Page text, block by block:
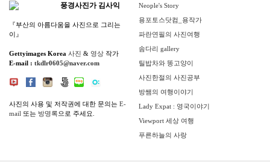
풍경사진가 김사익
『부산의 아름다움을 사진으로 그리는
이』
Gettyimages Korea 사진 & 영상 작가
E-mail : tkdlr0605@naver.com
사진의 사용 및 저작권에 대한 문의는 E-
mail 또는 방명록으로 주세요.
Neople's Story
용포토스닷컴_용작가
파란연필의 사진여행
솜다리 gallery
틸밥차와 똥고양이
사진한절의 사진공부
방쌤의 여행이야기
Lady Expat : 영국이야기
Viewport 세상 여행
푸른하늘의 사랑